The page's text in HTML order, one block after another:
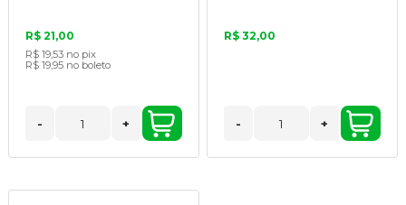
R$ 21,00
R$ 19,53 no pix
R$ 19,95 no boleto
- +
R$ 32,00
- +